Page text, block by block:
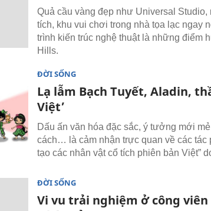
Quả cầu vàng đẹp như Universal
tích, khu vui chơi trong nhà tọa lạc ngay
trình kiến trúc nghệ thuật là những điểm
Hills.
ĐỜI SỐNG
Lạ lẫm Bạch Tuyết, Aladin,
Việt’
Dấu ấn văn hóa đặc sắc, ý tưởng mới
cách… là cảm nhận trực quan về các tác
tạo các nhân vật cổ tích phiên bản Việt”
ĐỜI SỐNG
Vi vu trải nghiệm ở công viên